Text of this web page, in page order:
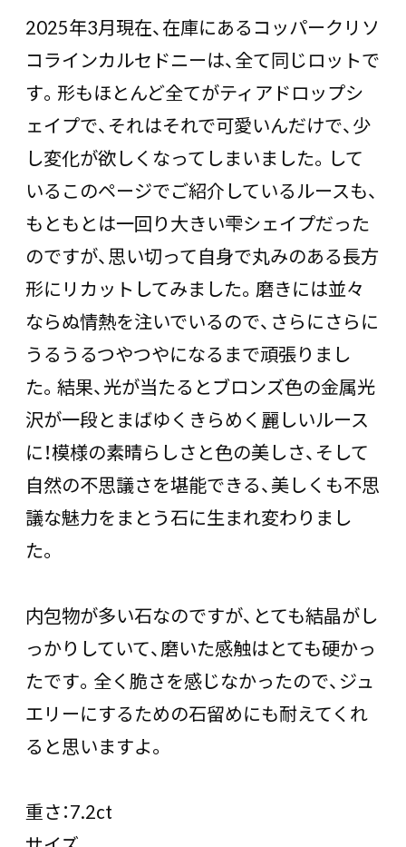
2025年3月現在、在庫にあるコッパークリソ
コラインカルセドニーは、全て同じロットで
す。形もほとんど全てがティアドロップシ
ェイプで、それはそれで可愛いんだけで、少
し変化が欲しくなってしまいました。して
いるこのページでご紹介しているルースも、
もともとは一回り大きい雫シェイプだった
のですが、思い切って自身で丸みのある長方
形にリカットしてみました。磨きには並々
ならぬ情熱を注いでいるので、さらにさらに
うるうるつやつやになるまで頑張りまし
た。結果、光が当たるとブロンズ色の金属光
沢が一段とまばゆくきらめく麗しいルース
に！模様の素晴らしさと色の美しさ、そして
自然の不思議さを堪能できる、美しくも不思
議な魅力をまとう石に生まれ変わりまし
た。
内包物が多い石なのですが、とても結晶がし
っかりしていて、磨いた感触はとても硬かっ
たです。全く脆さを感じなかったので、ジュ
エリーにするための石留めにも耐えてくれ
ると思いますよ。
重さ：7.2ct